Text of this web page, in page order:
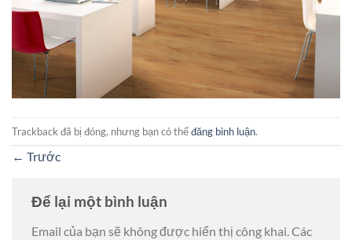
Trackback đã bị đóng, nhưng bạn có thểđăng bình luận.
← Trước
Để lại một bình luận
Email của bạn sẽ không được hiển thị công khai.Các